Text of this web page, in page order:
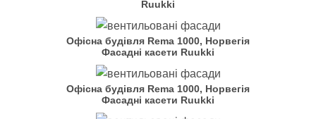
Ruukki
Офісна будівля Rema 1000, Норвегія
Фасадні касети Ruukki
Офісна будівля Rema 1000, Норвегія
Фасадні касети Ruukki